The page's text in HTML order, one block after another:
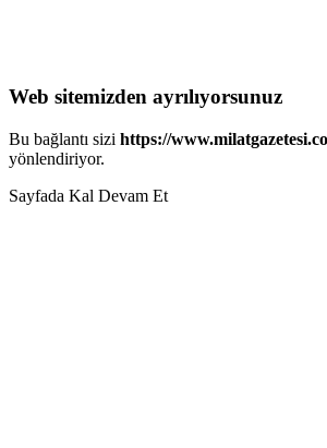
Web sitemizden ayrılıyorsunuz
Bu bağlantı sizi https://
yönlendiriyor.
Sayfada Kal Devam Et